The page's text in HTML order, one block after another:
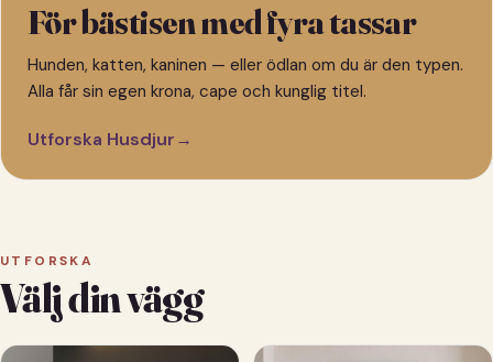
För bästisen med fyra tassar
Hunden, katten, kaninen — eller ödlan om du är den typen.
Alla får sin egen krona, cape och kunglig titel.
Utforska Husdjur→
UTFORSKA
Välj din vägg